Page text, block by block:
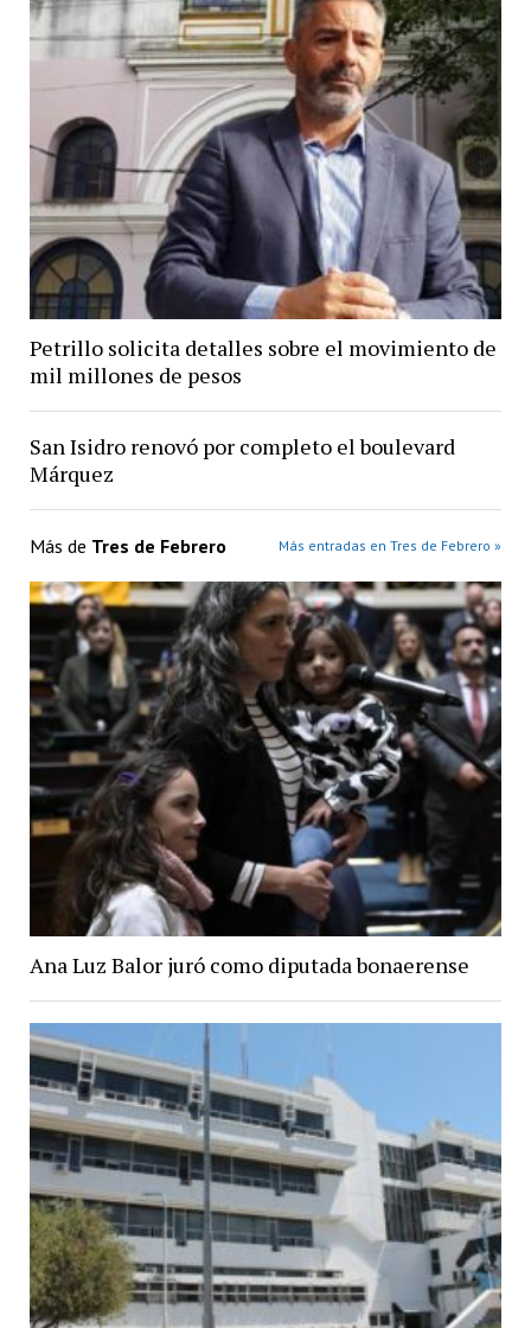
Petrillo solicita detalles sobre el movimiento de
mil millones de pesos
San Isidro renovó por completo el boulevard
Márquez
Más de Tres de Febrero Más entradas en Tres de Febrero »
Ana Luz Balor juró como diputada bonaerense